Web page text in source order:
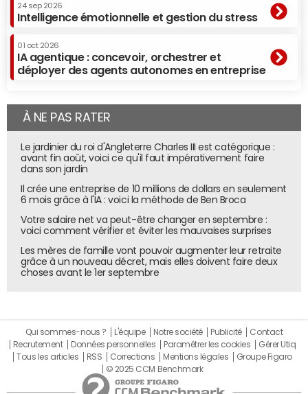
24 sep 2026
Intelligence émotionnelle et gestion du stress
01 oct 2026
IA agentique : concevoir, orchestrer et
déployer des agents autonomes en entreprise
À NE PAS RATER
Le jardinier du roi d'Angleterre Charles III est catégorique :
avant fin août, voici ce qu'il faut impérativement faire
dans son jardin
Il crée une entreprise de 10 millions de dollars en seulement
6 mois grâce à l'IA : voici la méthode de Ben Broca
Votre salaire net va peut-être changer en septembre :
voici comment vérifier et éviter les mauvaises surprises
Les mères de famille vont pouvoir augmenter leur retraite
grâce à un nouveau décret, mais elles doivent faire deux
choses avant le 1er septembre
Qui sommes-nous ? L'équipe Notre société Publicité
Contact
Recrutement
Données personnelles Paramétrer les cookies
Gérer Utiq
Tous les articles
RSS Corrections Mentions légales
Groupe Figaro
© 2025 CCM Benchmark